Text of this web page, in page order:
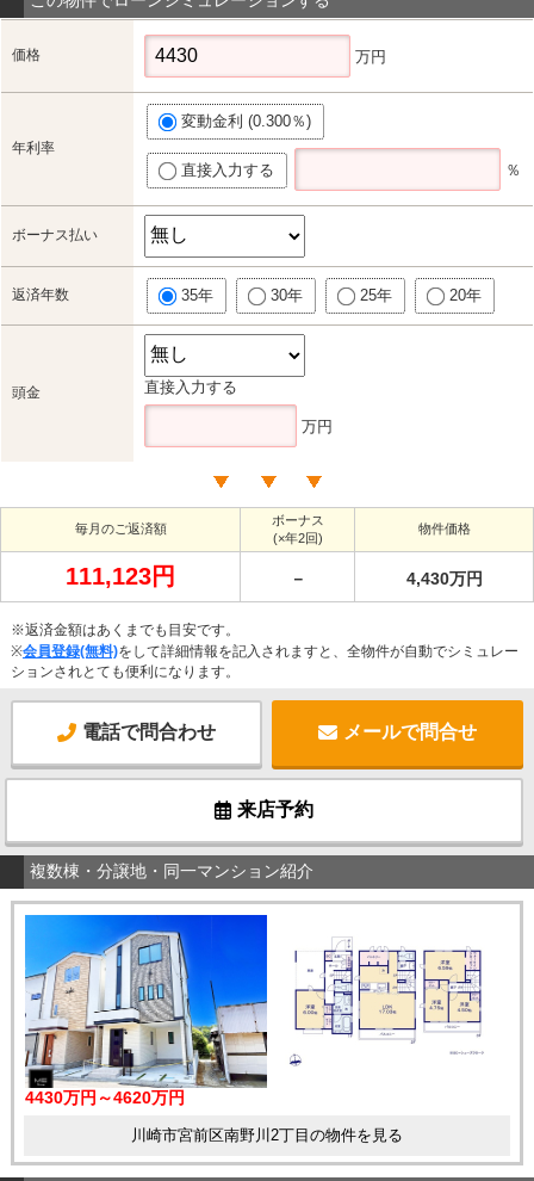
価格 万円
年利率
変動金利 (0.300％)
直接入力する ％
ボーナス払い
返済年数 35年 30年 25年 20年
頭金 直接入力する
万円
毎月のご返済額
ボーナス
(×年2回)
物件価格
111,123円 － 4,430万円
※返済金額はあくまでも目安です。
※会員登録(無料)をして詳細情報を記入されますと、全物件が自動でシミュレー
ションされとても便利になります。
電話で問合わせ メールで問合せ
来店予約
複数棟・分譲地・同一マンション紹介
4430万円～4620万円
川崎市宮前区南野川2丁目の物件を見る